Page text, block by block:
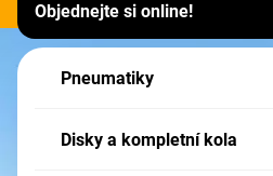
PP
Hranice I -
Objednejte si online!
Pneumatiky
Disky a kompletní kola